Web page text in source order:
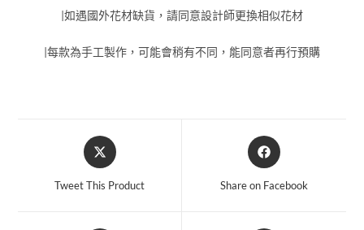
|如遇國外花材缺貨，請同意設計師更換相似花材
|每款為手工製作，可能會稍有不同，能同意者再行預購
Tweet This Product Share on Facebook